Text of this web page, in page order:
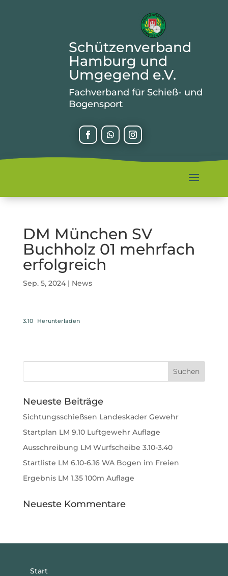
Schützenverband
Hamburg und
Umgegend e.V.
Fachverband für Schieß- und
Bogensport
DM München SV
Buchholz 01 mehrfach
erfolgreich
Sep. 5, 2024| News
3.10 Herunterladen
Neueste Beiträge
Sichtungsschießsen Landeskader Gewehr
Startplan LM 9.10 Luftgewehr Auflage
Ausschreibung LM Wurfscheibe 3.10-3.40
Startliste LM 6.10-6.16 WA Bogen im Freien
Ergebnis LM 1.35 100m Auflage
Neueste Kommentare
Start